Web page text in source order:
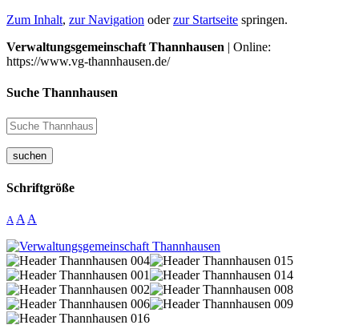
Zum Inhalt, zur Navigation oderzur Startseite springen.
Verwaltungsgemeinschaft Thannhausen | Online:
https://www.vg-thannhausen.de/
Suche Thannhausen
suchen
Schriftgröße
A A A